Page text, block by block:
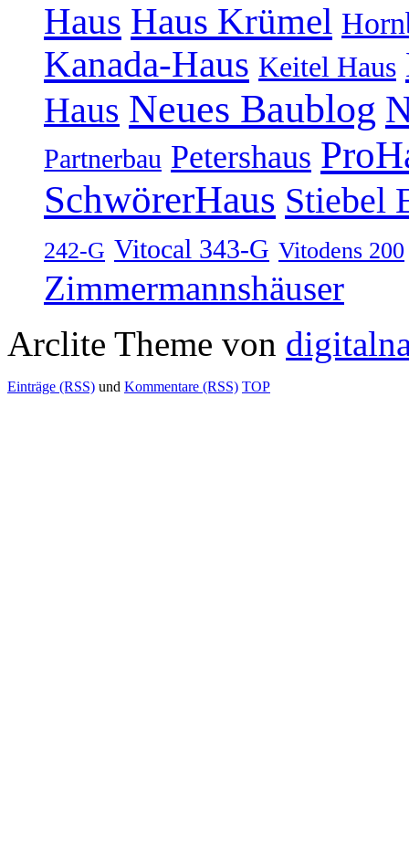
Haus Haus Krümel
Kanada-Haus Keitel Haus
Haus Neues Baublog
Partnerbau Petershaus
SchwörerHaus Stiebel
242-G Vitocal 343-G Vitodens 200
Zimmermannshäuser
Arclite Theme von
Einträge (RSS) und Kommentare (RSS) TOP